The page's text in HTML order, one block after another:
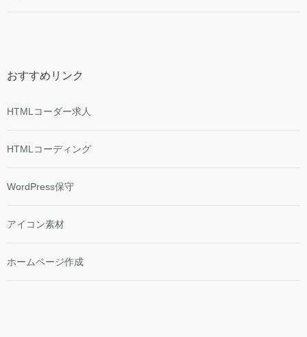
おすすめリンク
HTMLコーダー求人
HTMLコーディング
WordPress保守
アイコン素材
ホームページ作成